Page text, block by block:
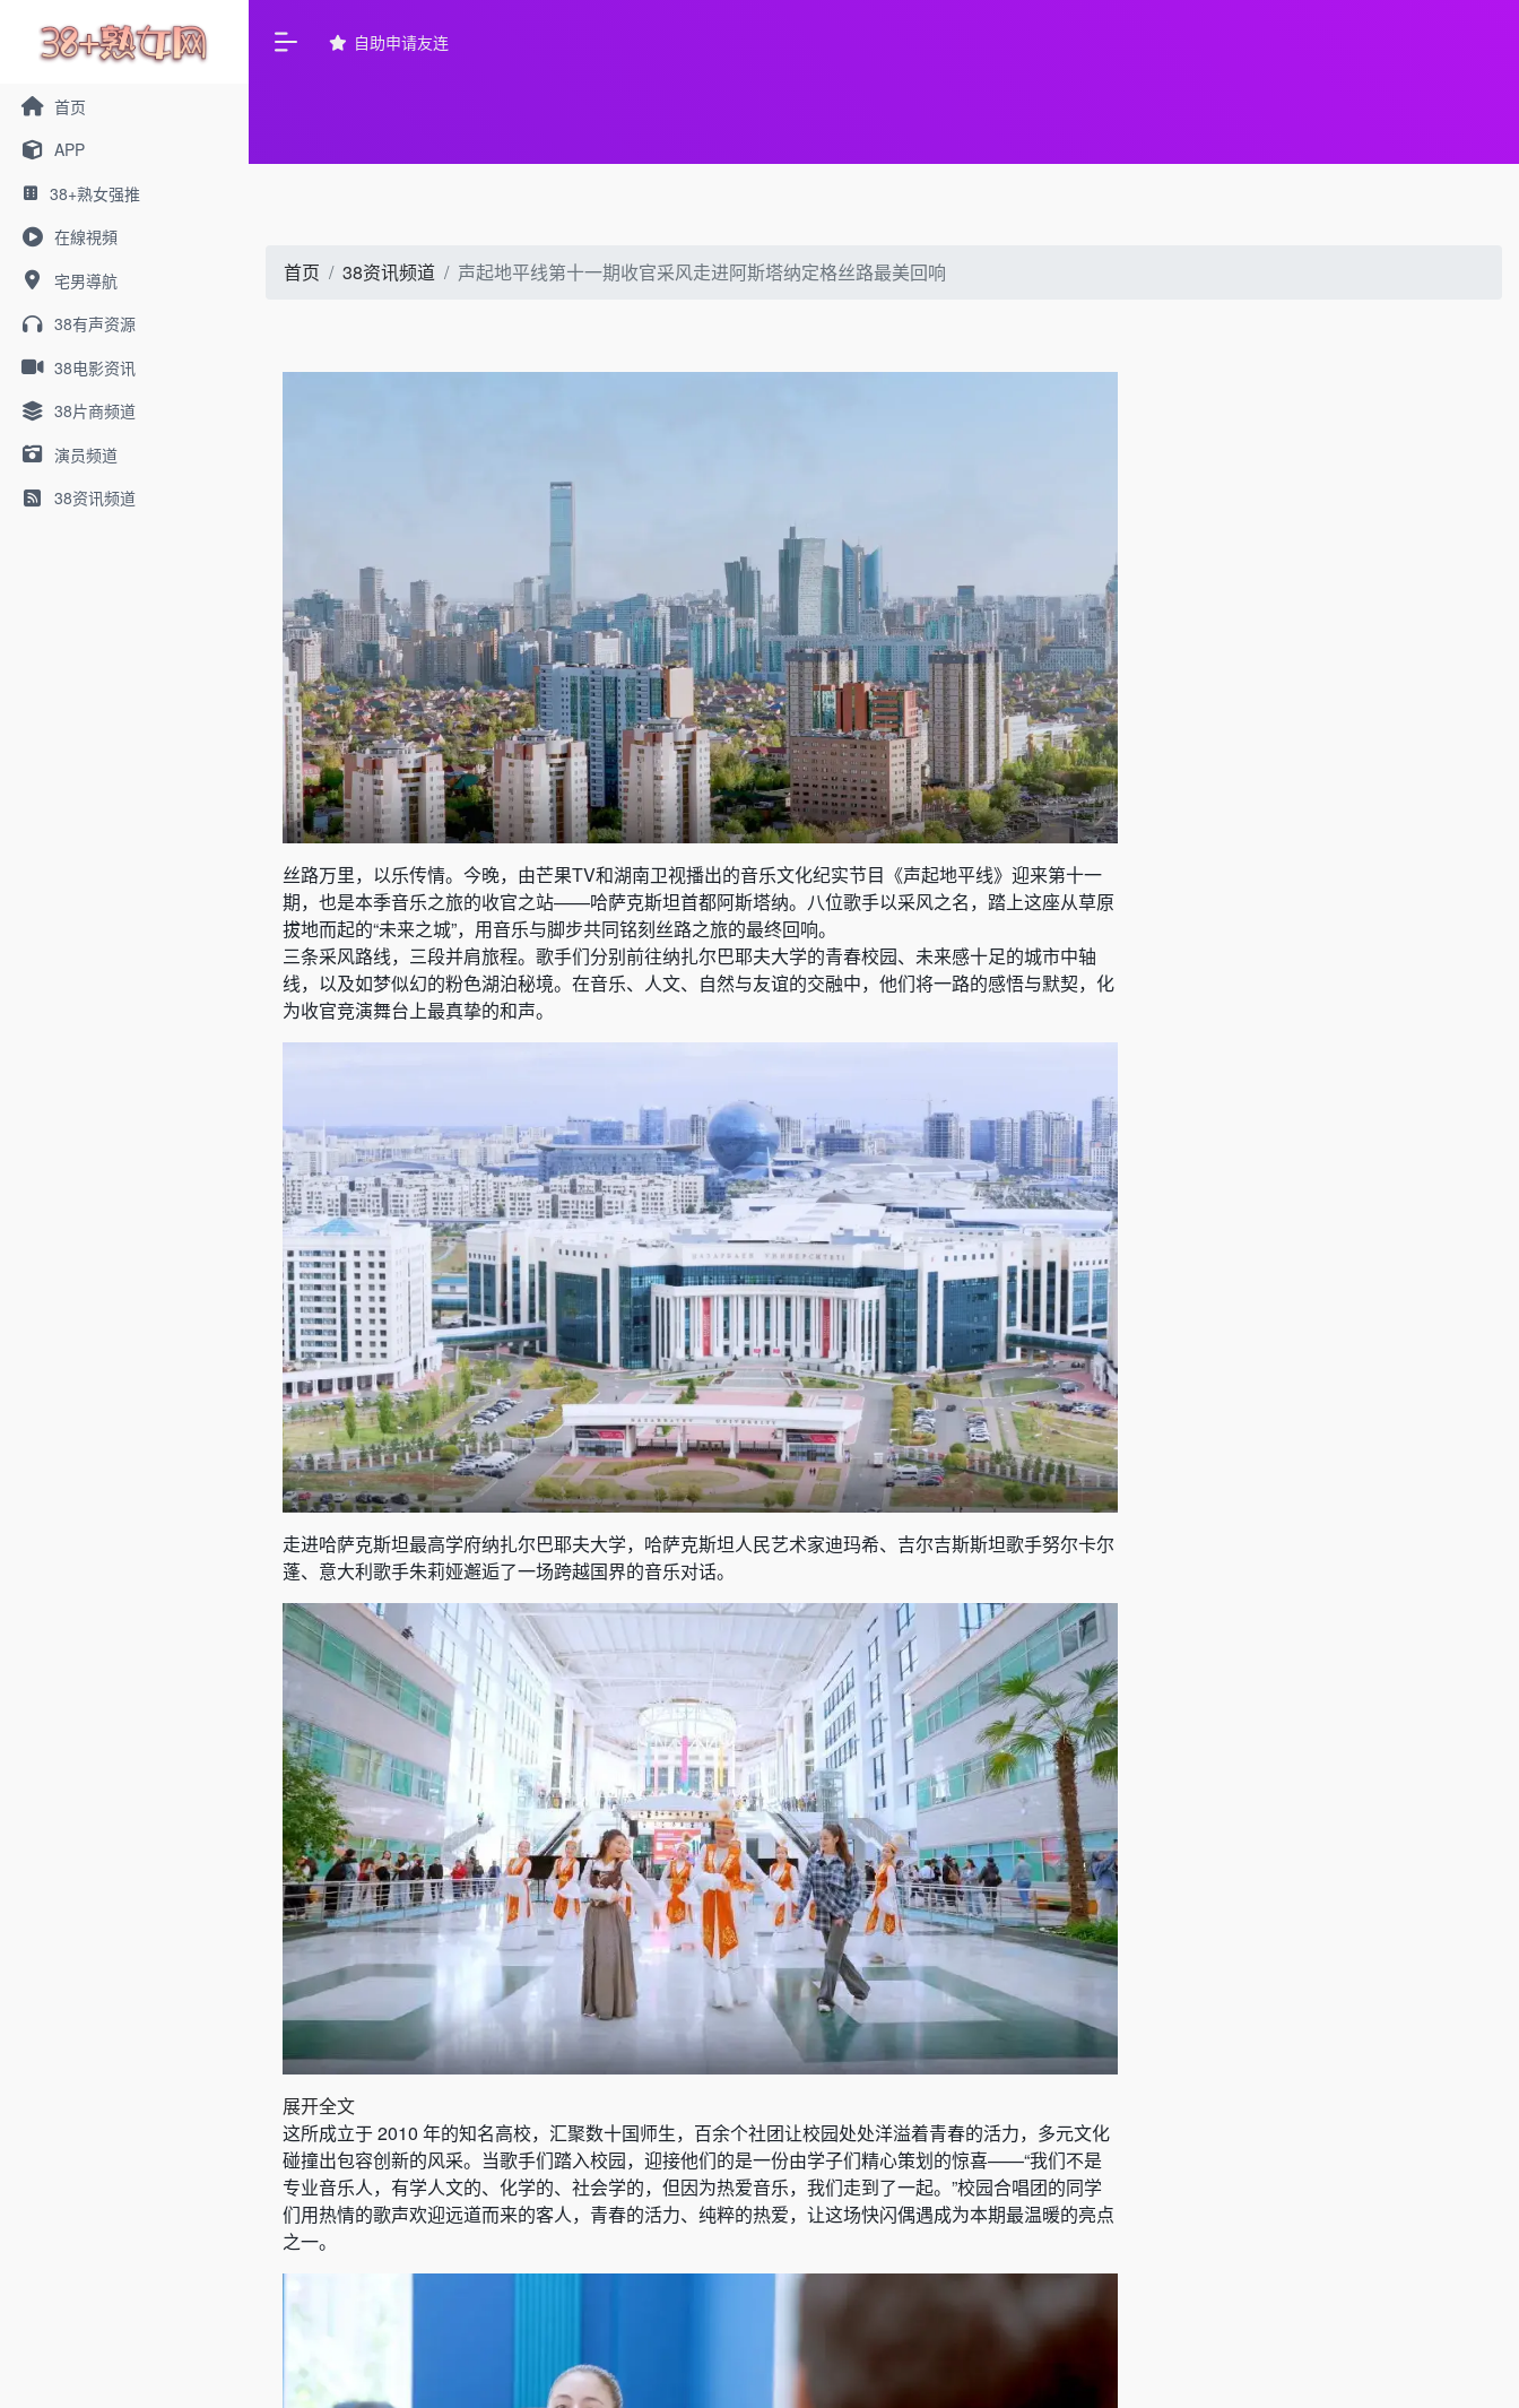
首页
APP
38+熟女强推
在線視頻
宅男導航
38有声资源
38电影资讯
38片商频道
演员频道
38资讯频道
自助申请友连
首页 38资讯频道 声起地平线第十一期收官采风走进阿斯塔纳定格丝路最美回响
丝路万里，以乐传情。今晚，由芒果TV和湖南卫视播出的音乐文化纪实节目《声起地平线》迎来第十一
期，也是本季音乐之旅的收官之站——哈萨克斯坦首都阿斯塔纳。八位歌手以采风之名，踏上这座从草原
拔地而起的“未来之城”，用音乐与脚步共同铭刻丝路之旅的最终回响。
三条采风路线，三段并肩旅程。歌手们分别前往纳扎尔巴耶夫大学的青春校园、未来感十足的城市中轴
线，以及如梦似幻的粉色湖泊秘境。在音乐、人文、自然与友谊的交融中，他们将一路的感悟与默契，化
为收官竞演舞台上最真挚的和声。
走进哈萨克斯坦最高学府纳扎尔巴耶夫大学，哈萨克斯坦人民艺术家迪玛希、吉尔吉斯斯坦歌手努尔卡尔
蓬、意大利歌手朱莉娅邂逅了一场跨越国界的音乐对话。
展开全文
这所成立于 2010 年的知名高校，汇聚数十国师生，百余个社团让校园处处洋溢着青春的活力，多元文化
碰撞出包容创新的风采。当歌手们踏入校园，迎接他们的是一份由学子们精心策划的惊喜——“我们不是
专业音乐人，有学人文的、化学的、社会学的，但因为热爱音乐，我们走到了一起。”校园合唱团的同学
们用热情的歌声欢迎远道而来的客人，青春的活力、纯粹的热爱，让这场快闪偶遇成为本期最温暖的亮点
之一。